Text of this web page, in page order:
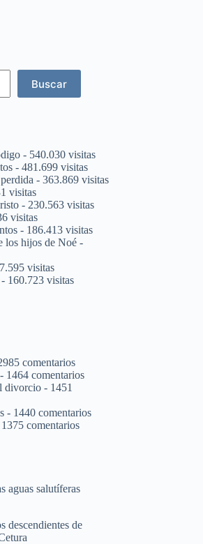
Buscar
- 540.030 visitas
- 481.699 visitas
- 363.869 visitas
visitas
- 230.563 visitas
visitas
- 186.413 visitas
los hijos de Noé -
visitas
- 160.723 visitas
comentarios
- 1464 comentarios
divorcio - 1451
- 1440 comentarios
comentarios
aguas salutíferas
descendientes de